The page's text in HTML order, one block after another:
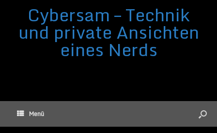
Cybersam – Technik
und private Ansichten
eines Nerds
Menü